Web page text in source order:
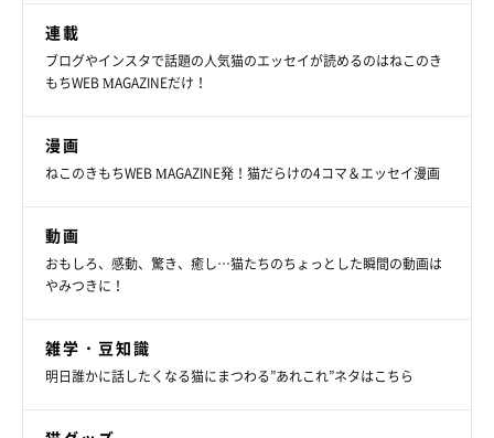
連載
ブログやインスタで話題の人気猫のエッセイが読めるのはねこのき
もちWEB MAGAZINEだけ！
漫画
ねこのきもちWEB MAGAZINE発！猫だらけの4コマ＆エッセイ漫画
動画
おもしろ、感動、驚き、癒し…猫たちのちょっとした瞬間の動画は
やみつきに！
雑学・豆知識
明日誰かに話したくなる猫にまつわる”あれこれ”ネタはこちら